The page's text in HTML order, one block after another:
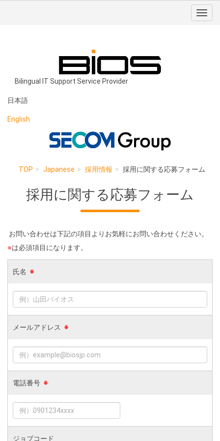
Bilingual IT Support Service Provider
日本語
English
TOP Japanese 採用情報 採用に関する応募フォーム
採用に関する応募フォーム
お問い合わせは下記の項目よりお気軽にお問い合わせください。
※は必須項目になります。
氏名 ※
メールアドレス ※
電話番号 ※
ジョブコード